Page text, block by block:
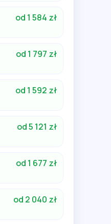
od 1 584 zł
od 1 797 zł
od 1 592 zł
od 5 121 zł
od 1 677 zł
od 2 040 zł